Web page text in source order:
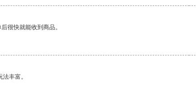
很快就能收到商品。
丰富。